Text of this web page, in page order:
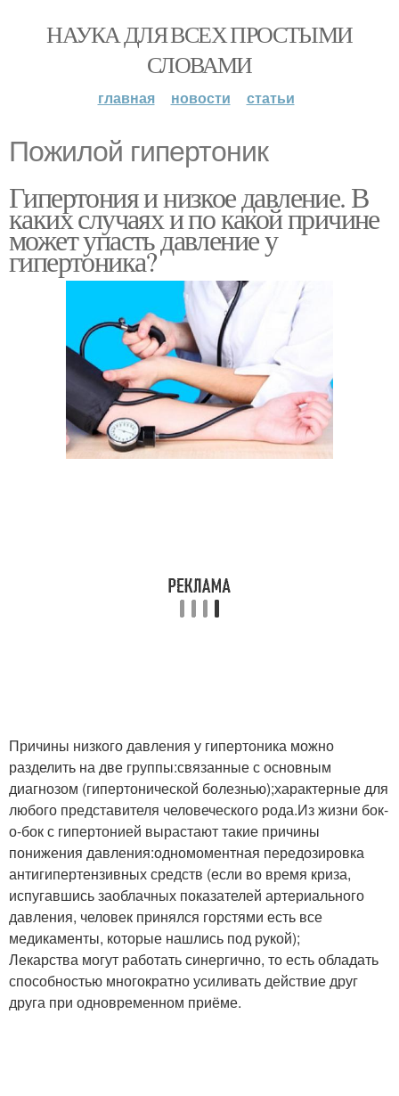
НАУКА ДЛЯ ВСЕХ ПРОСТЫМИ
СЛОВАМИ
главная новости статьи
Пожилой гипертоник
Гипертония и низкое давление. В
каких случаях и по какой причине
может упасть давление у
гипертоника?
Причины низкого давления у гипертоника можно
разделить на две группы:связанные с основным
диагнозом (гипертонической болезнью);характерные для
любого представителя человеческого рода.Из жизни бок-
о-бок с гипертонией вырастают такие причины
понижения давления:одномоментная передозировка
антигипертензивных средств (если во время криза,
испугавшись заоблачных показателей артериального
давления, человек принялся горстями есть все
медикаменты, которые нашлись под рукой);
Лекарства могут работать синергично, то есть обладать
способностью многократно усиливать действие друг
друга при одновременном приёме.